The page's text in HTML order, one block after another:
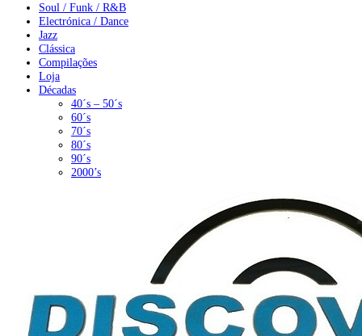
Soul / Funk / R&B
Electrónica / Dance
Jazz
Clássica
Compilações
Loja
Décadas
40´s – 50´s
60´s
70´s
80´s
90´s
2000’s